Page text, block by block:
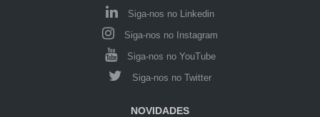
Siga-nos no Linkedin
Siga-nos no Instagram
Siga-nos no YouTube
Siga-nos no Twitter
NOVIDADES